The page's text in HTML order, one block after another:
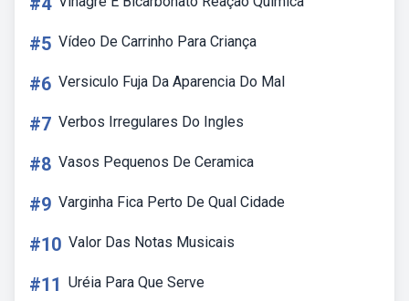
#5 Vídeo De Carrinho Para Criança
#6 Versiculo Fuja Da Aparencia Do Mal
#7 Verbos Irregulares Do Ingles
#8 Vasos Pequenos De Ceramica
#9 Varginha Fica Perto De Qual Cidade
#10 Valor Das Notas Musicais
#11 Uréia Para Que Serve